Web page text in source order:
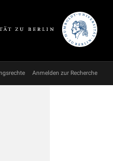
Anmelden zur Recherche